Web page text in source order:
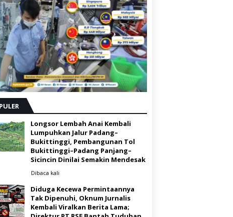
Longsor Lembah Anai Kembali
Lumpuhkan Jalur Padang–
Bukittinggi, Pembangunan Tol
Bukittinggi–Padang Panjang–
Sicincin Dinilai Semakin Mendesak
Dibaca kali
Diduga Kecewa Permintaannya
Tak Dipenuhi, Oknum Jurnalis
Kembali Viralkan Berita Lama;